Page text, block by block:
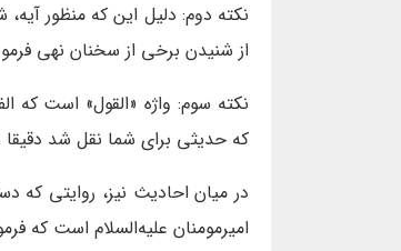
نکته دوم: دلیل این که منظور
از شنیدن برخی از سخنان نهی
نکته سوم: واژه «القول» است که
که حدیثی برای شما نقل شد دقیقا
در میان احادیث نیز، روایتی
امیرمومنان علیه‌السلام است که